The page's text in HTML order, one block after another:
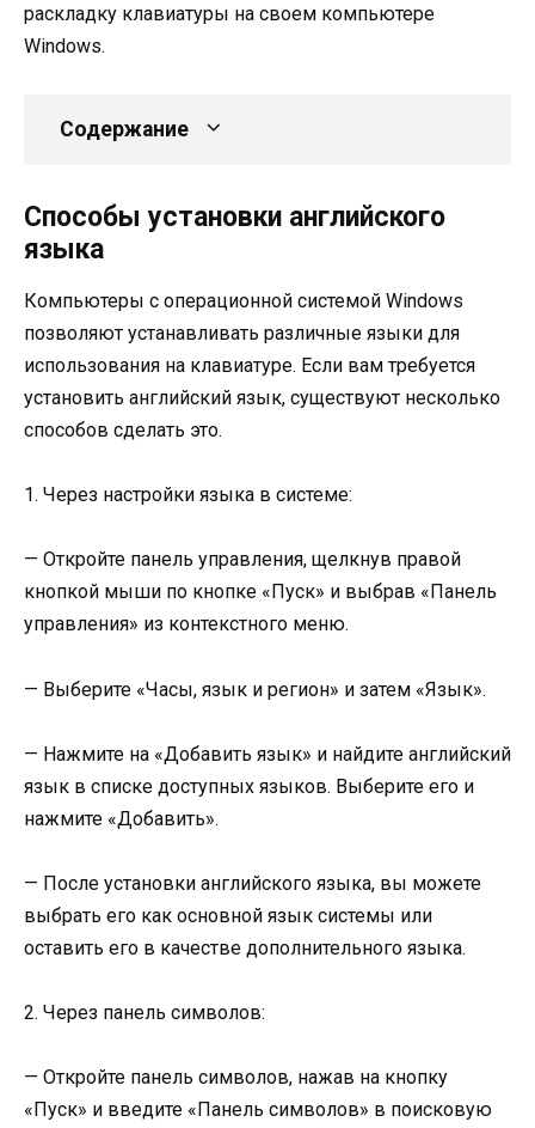
раскладку клавиатуры на своем компьютере
Windows.
Содержание
Способы установки английского
языка
Компьютеры с операционной системой Windows
позволяют устанавливать различные языки для
использования на клавиатуре. Если вам требуется
установить английский язык, существуют несколько
способов сделать это.
1. Через настройки языка в системе:
— Откройте панель управления, щелкнув правой
кнопкой мыши по кнопке «Пуск» и выбрав «Панель
управления» из контекстного меню.
— Выберите «Часы, язык и регион» и затем «Язык».
— Нажмите на «Добавить язык» и найдите английский
язык в списке доступных языков. Выберите его и
нажмите «Добавить».
— После установки английского языка, вы можете
выбрать его как основной язык системы или
оставить его в качестве дополнительного языка.
2. Через панель символов:
— Откройте панель символов, нажав на кнопку
«Пуск» и введите «Панель символов» в поисковую